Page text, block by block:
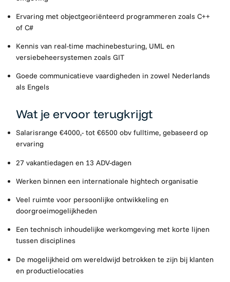
Ervaring met objectgeoriënteerd programmeren zoals C++
of C#
Kennis van real-time machinebesturing, UML en
versiebeheersystemen zoals GIT
Goede communicatieve vaardigheden in zowel Nederlands
als Engels
Wat je ervoor terugkrijgt
Salarisrange €4000,- tot €6500 obv fulltime, gebaseerd op
ervaring
27 vakantiedagen en 13 ADV-dagen
Werken binnen een internationale hightech organisatie
Veel ruimte voor persoonlijke ontwikkeling en
doorgroeimogelijkheden
Een technisch inhoudelijke werkomgeving met korte lijnen
tussen disciplines
De mogelijkheid om wereldwijd betrokken te zijn bij klanten
en productielocaties